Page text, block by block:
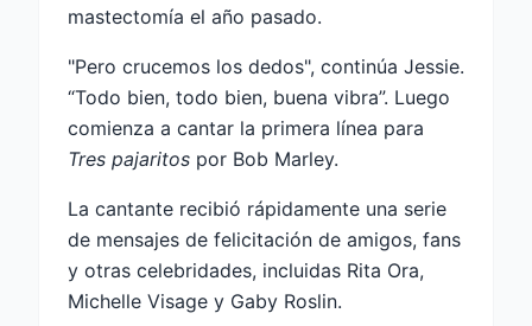
mastectomía el año pasado.
"Pero crucemos los dedos", continúa Jessie.
“Todo bien, todo bien, buena vibra”. Luego
comienza a cantar la primera línea para
Tres pajaritos por Bob Marley.
La cantante recibió rápidamente una serie
de mensajes de felicitación de amigos, fans
y otras celebridades, incluidas Rita Ora,
Michelle Visage y Gaby Roslin.